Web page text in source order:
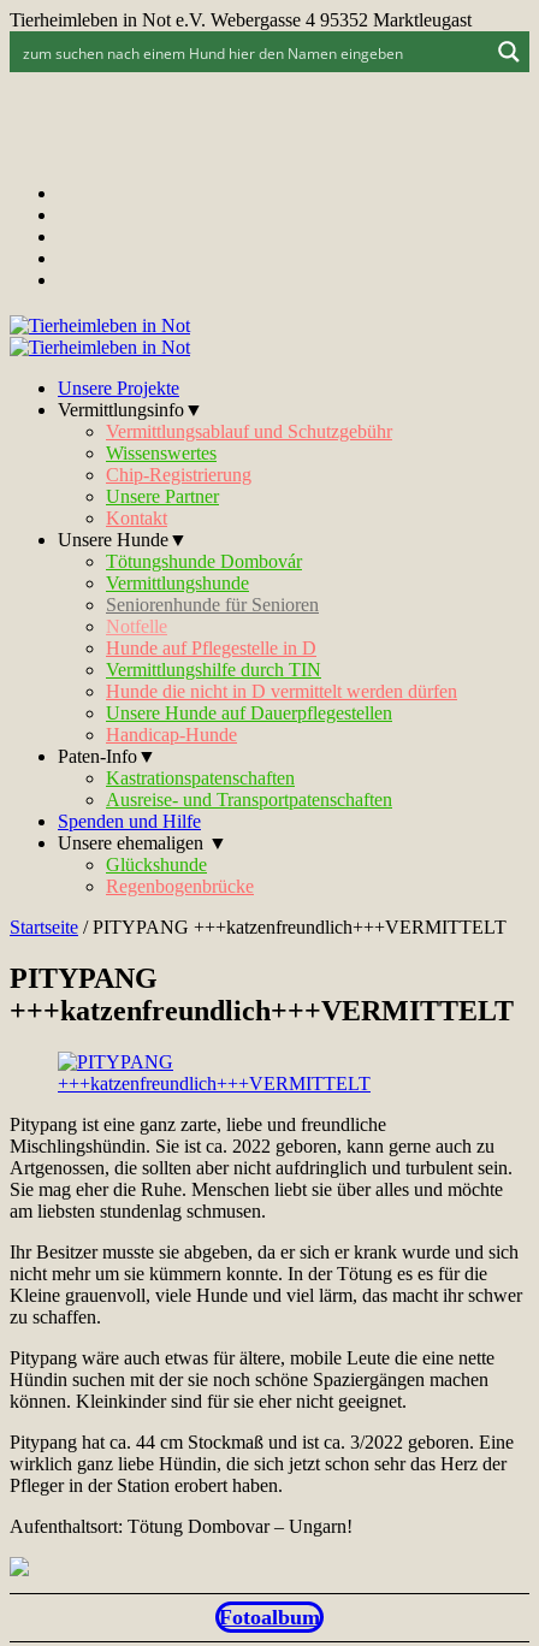
Tierheimleben in Not e.V. Webergasse 4 95352 Marktleugast
Unsere Projekte
Vermittlungsinfo▼
Vermittlungsablauf und Schutzgebühr
Wissenswertes
Chip-Registrierung
Unsere Partner
Kontakt
Unsere Hunde▼
Tötungshunde Dombovár
Vermittlungshunde
Seniorenhunde für Senioren
Notfelle
Hunde auf Pflegestelle in D
Vermittlungshilfe durch TIN
Hunde die nicht in D vermittelt werden dürfen
Unsere Hunde auf Dauerpflegestellen
Handicap-Hunde
Paten-Info▼
Kastrationspatenschaften
Ausreise- und Transportpatenschaften
Spenden und Hilfe
Unsere ehemaligen ▼
Glückshunde
Regenbogenbrücke
Startseite /PITYPANG +++katzenfreundlich+++VERMITTELT
PITYPANG
+++katzenfreundlich+++VERMITTELT
Pitypang ist eine ganz zarte, liebe und freundliche
Mischlingshündin. Sie ist ca. 2022 geboren, kann gerne auch zu
Artgenossen, die sollten aber nicht aufdringlich und turbulent sein.
Sie mag eher die Ruhe. Menschen liebt sie über alles und möchte
am liebsten stundenlag schmusen.
Ihr Besitzer musste sie abgeben, da er sich er krank wurde und sich
nicht mehr um sie kümmern konnte. In der Tötung es es für die
Kleine grauenvoll, viele Hunde und viel lärm, das macht ihr schwer
zu schaffen.
Pitypang wäre auch etwas für ältere, mobile Leute die eine nette
Hündin suchen mit der sie noch schöne Spaziergängen machen
können. Kleinkinder sind für sie eher nicht geeignet.
Pitypang hat ca. 44 cm Stockmaß und ist ca. 3/2022 geboren. Eine
wirklich ganz liebe Hündin, die sich jetzt schon sehr das Herz der
Pfleger in der Station erobert haben.
Aufenthaltsort: Tötung Dombovar – Ungarn!
Fotoalbum